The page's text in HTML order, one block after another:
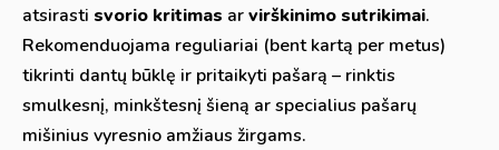
atsirasti svorio kritimas arvirškinimo sutrikimai.
Rekomenduojama reguliariai (bent kartą per metus)
tikrinti dantų būklę ir pritaikyti pašarą – rinktis
smulkesnį, minkštesnį šieną ar specialius pašarų
mišinius vyresnio amžiaus žirgams.